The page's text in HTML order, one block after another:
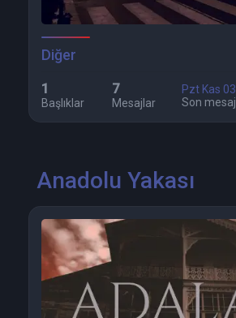
Diğer
1
Başlıklar
7
Mesajlar
Pzt Kas 03
Son mesaj
Anadolu Yakası